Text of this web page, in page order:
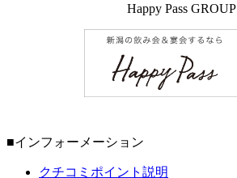
Happy Pass GROUP
■インフォーメーション
クチコミポイント説明